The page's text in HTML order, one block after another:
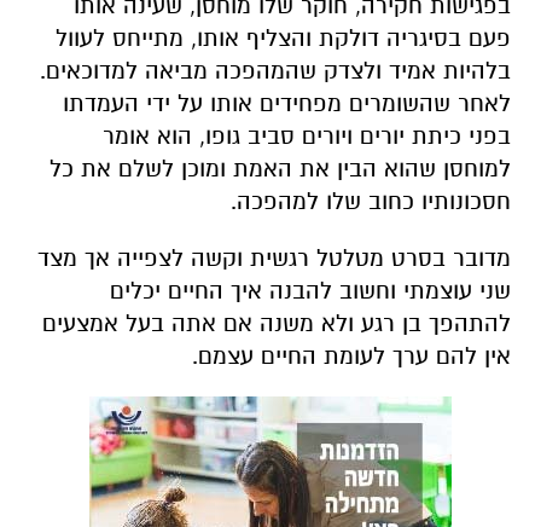
פעם בסיגריה דולקת והצליף אותו, מתייחס לעוול
בלהיות אמיד ולצדק שהמהפכה מביאה למדוכאים.
לאחר שהשומרים מפחידים אותו על ידי העמדתו
בפני כיתת יורים ויורים סביב גופו, הוא אומר
למוחסן שהוא הבין את האמת ומוכן לשלם את כל
חסכונותיו כחוב שלו למהפכה.
מדובר בסרט מטלטל רגשית וקשה לצפייה אך מצד
שני עוצמתי וחשוב להבנה איך החיים יכלים
להתהפך בן רגע ולא משנה אם אתה בעל אמצעים
אין להם ערך לעומת החיים עצמם.